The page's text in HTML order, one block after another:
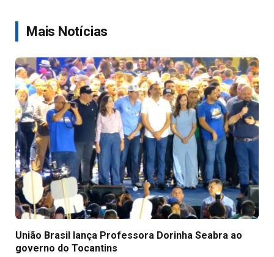
Mais Notícias
União Brasil lança Professora Dorinha Seabra ao
governo do Tocantins